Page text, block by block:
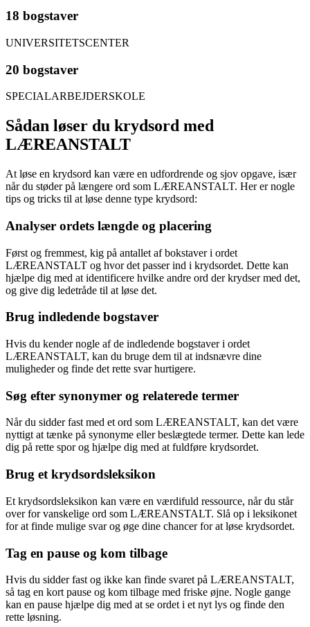
18 bogstaver
UNIVERSITETSCENTER
20 bogstaver
SPECIALARBEJDERSKOLE
Sådan løser du krydsord med
LÆREANSTALT
At løse en krydsord kan være en udfordrende og sjov opgave, især
når du støder på længere ord som LÆREANSTALT. Her er nogle
tips og tricks til at løse denne type krydsord:
Analyser ordets længde og placering
Først og fremmest, kig på antallet af bokstaver i ordet
LÆREANSTALT og hvor det passer ind i krydsordet. Dette kan
hjælpe dig med at identificere hvilke andre ord der krydser med det,
og give dig ledetråde til at løse det.
Brug indledende bogstaver
Hvis du kender nogle af de indledende bogstaver i ordet
LÆREANSTALT, kan du bruge dem til at indsnævre dine
muligheder og finde det rette svar hurtigere.
Søg efter synonymer og relaterede termer
Når du sidder fast med et ord som LÆREANSTALT, kan det være
nyttigt at tænke på synonyme eller beslægtede termer. Dette kan lede
dig på rette spor og hjælpe dig med at fuldføre krydsordet.
Brug et krydsordsleksikon
Et krydsordsleksikon kan være en værdifuld ressource, når du står
over for vanskelige ord som LÆREANSTALT. Slå op i leksikonet
for at finde mulige svar og øge dine chancer for at løse krydsordet.
Tag en pause og kom tilbage
Hvis du sidder fast og ikke kan finde svaret på LÆREANSTALT,
så tag en kort pause og kom tilbage med friske øjne. Nogle gange
kan en pause hjælpe dig med at se ordet i et nyt lys og finde den
rette løsning.